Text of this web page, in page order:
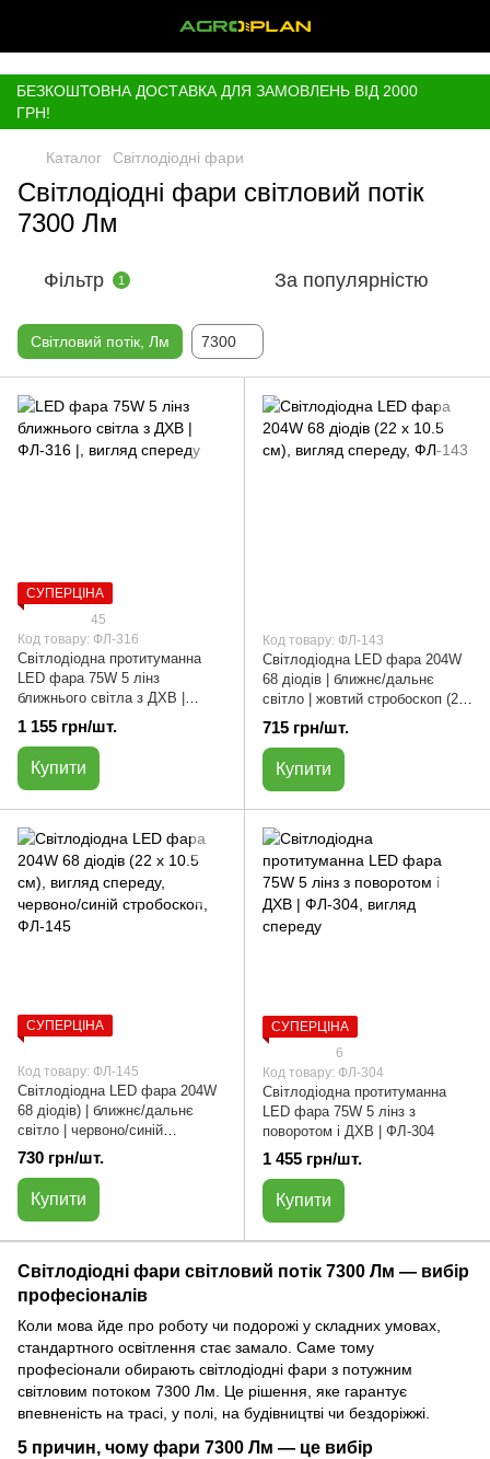
БЕЗКОШТОВНА ДОСТАВКА ДЛЯ ЗАМОВЛЕНЬ ВІД 2000
ГРН!
Каталог Світлодіодні фари
Світлодіодні фари світловий потік
7300 Лм
Фільтр 1 За популярністю
Світловий потік, Лм 7300
СУПЕРЦІНА
45
Код товару: ФЛ-316
Cвітлодіодна протитуманна
LED фара 75W 5 лінз
ближнього світла з ДХВ |
ФЛ-316 | прямокутна
1 155 грн/шт.
Купити
Код товару: ФЛ-143
Світлодіодна LED фара 204W
68 діодів | ближнє/дальнє
світло | жовтий стробоскоп (22
х 10.5 см) | ФЛ-143
715 грн/шт.
Купити
СУПЕРЦІНА
Код товару: ФЛ-145
Світлодіодна LED фара 204W
68 діодів) | ближнє/дальнє
світло | червоно/синій
стробоскоп (22 х 10.5 см) |
ФЛ-145
730 грн/шт.
Купити
СУПЕРЦІНА
6
Код товару: ФЛ-304
Світлодіодна протитуманна
LED фара 75W 5 лінз з
поворотом і ДХВ | ФЛ-304
1 455 грн/шт.
Купити
Світлодіодні фари світловий потік 7300 Лм — вибір
професіоналів
Коли мова йде про роботу чи подорожі у складних умовах,
стандартного освітлення стає замало. Саме тому
професіонали обирають світлодіодні фари з потужним
світловим потоком 7300 Лм. Це рішення, яке гарантує
впевненість на трасі, у полі, на будівництві чи бездоріжжі.
5 причин, чому фари 7300 Лм — це вибір